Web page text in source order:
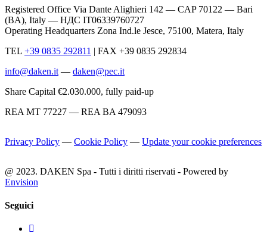
Registered Office Via Dante Alighieri 142 — CAP 70122 — Bari
(BA), Italy — НДС IT06339760727
Operating Headquarters Zona Ind.le Jesce, 75100, Matera, Italy
TEL +39 0835 292811 | FAX +39 0835 292834
info@daken.it — daken@pec.it
Share Capital €2.030.000, fully paid-up
REA MT 77227 — REA BA 479093
Privacy Policy — Cookie Policy — Update your cookie preferences
@ 2023. DAKEN Spa - Tutti i diritti riservati - Powered by
Envision
Seguici